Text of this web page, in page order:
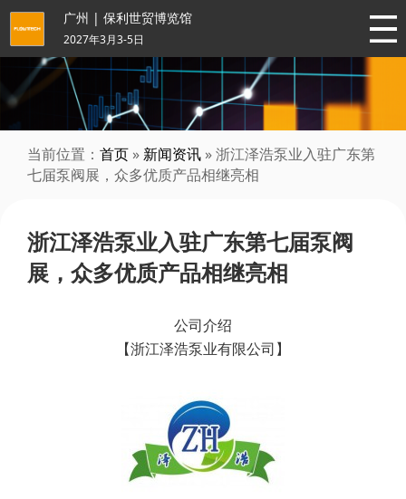
广州 | 保利世贸博览馆
2027年3月3-5日
当前位置： 首页 » 新闻资讯 » 浙江泽浩泵业入驻广东第
七届泵阀展，众多优质产品相继亮相
浙江泽浩泵业入驻广东第七届泵阀
展，众多优质产品相继亮相
公司介绍
【浙江泽浩泵业有限公司】